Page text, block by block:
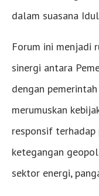
dalam suasana
Forum ini menjadi
sinergi antara
dengan
merumuskan
responsif terhadap
ketegangan
sektor energi,